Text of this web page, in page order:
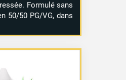
Formulé sans
50/50 PG/VG, dans